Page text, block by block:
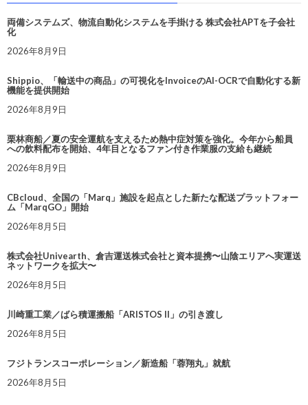
両備システムズ、物流自動化システムを手掛ける 株式会社APTを子会社
化
2026年8月9日
Shippio、「輸送中の商品」の可視化をInvoiceのAI-OCRで自動化する新
機能を提供開始
2026年8月9日
栗林商船／夏の安全運航を支えるため熱中症対策を強化。今年から船員
への飲料配布を開始、4年目となるファン付き作業服の支給も継続
2026年8月9日
CBcloud、全国の「Marq」施設を起点とした新たな配送プラットフォー
ム「MarqGO」開始
2026年8月5日
株式会社Univearth、倉吉運送株式会社と資本提携〜山陰エリアへ実運送
ネットワークを拡大〜
2026年8月5日
川崎重工業／ばら積運搬船「ARISTOS II」の引き渡し
2026年8月5日
フジトランスコーポレーション／新造船「蓉翔丸」就航
2026年8月5日